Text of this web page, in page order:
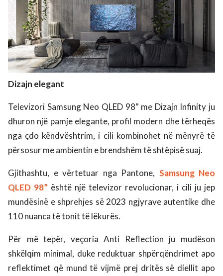
Dizajn elegant
Televizori Samsung Neo QLED 98” me Dizajn Infinity ju
dhuron një pamje elegante, profil modern dhe tërheqës
nga çdo këndvështrim, i cili kombinohet në mënyrë të
përsosur me ambientin e brendshëm të shtëpisë suaj.
Gjithashtu, e vërtetuar nga Pantone, Samsung Neo
QLED 98” është një televizor revolucionar, i cili ju jep
mundësinë e shprehjes së 2023 ngjyrave autentike dhe
110 nuanca të tonit të lëkurës.
Për më tepër, veçoria Anti Reflection ju mudëson
shkëlqim minimal, duke reduktuar shpërqëndrimet apo
reflektimet që mund të vijmë prej dritës së diellit apo